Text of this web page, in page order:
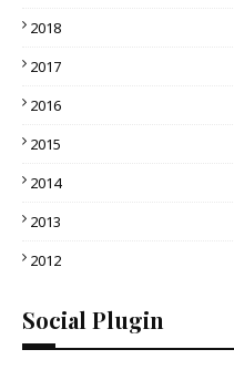
2018
2017
2016
2015
2014
2013
2012
Social Plugin